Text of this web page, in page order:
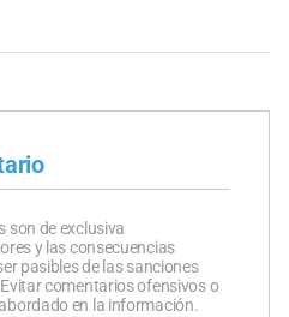
son de exclusiva
y las consecuencias
pasibles de las sanciones
comentarios ofensivos o
en la información.